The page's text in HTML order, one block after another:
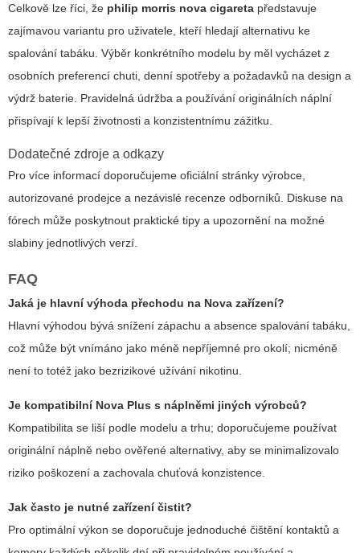
Celkově lze říci, že philip morris nova cigareta představuje
zajímavou variantu pro uživatele, kteří hledají alternativu ke
spalování tabáku. Výběr konkrétního modelu by měl vycházet z
osobních preferencí chuti, denní spotřeby a požadavků na design a
výdrž baterie. Pravidelná údržba a používání originálních náplní
přispívají k lepší životnosti a konzistentnímu zážitku.
Dodatečné zdroje a odkazy
Pro více informací doporučujeme oficiální stránky výrobce,
autorizované prodejce a nezávislé recenze odborníků. Diskuse na
fórech může poskytnout praktické tipy a upozornění na možné
slabiny jednotlivých verzí.
FAQ
Jaká je hlavní výhoda přechodu na Nova zařízení?
Hlavní výhodou bývá snížení zápachu a absence spalování tabáku,
což může být vnímáno jako méně nepříjemné pro okolí; nicméně
není to totéž jako bezrizikové užívání nikotinu.
Je kompatibilní Nova Plus s náplněmi jiných výrobců?
Kompatibilita se liší podle modelu a trhu; doporučujeme používat
originální náplně nebo ověřené alternativy, aby se minimalizovalo
riziko poškození a zachovala chuťová konzistence.
Jak často je nutné zařízení čistit?
Pro optimální výkon se doporučuje jednoduché čištění kontaktů a